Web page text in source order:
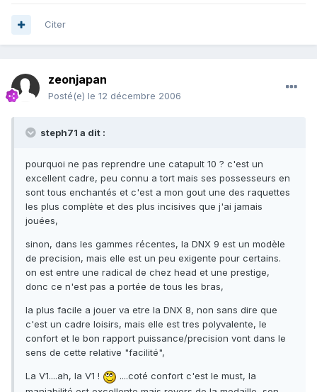
Citer
zeonjapan
Posté(e) le 12 décembre 2006
steph71 a dit :
pourquoi ne pas reprendre une catapult 10 ? c'est un
excellent cadre, peu connu a tort mais ses possesseurs en
sont tous enchantés et c'est a mon gout une des raquettes
les plus complète et des plus incisives que j'ai jamais
jouées,
sinon, dans les gammes récentes, la DNX 9 est un modèle
de precision, mais elle est un peu exigente pour certains.
on est entre une radical de chez head et une prestige,
donc ce n'est pas a portée de tous les bras,
la plus facile a jouer va etre la DNX 8, non sans dire que
c'est un cadre loisirs, mais elle est tres polyvalente, le
confort et le bon rapport puissance/precision vont dans le
sens de cette relative "facilité",
La V1....ah, la V1 !
....coté confort c'est le must, la